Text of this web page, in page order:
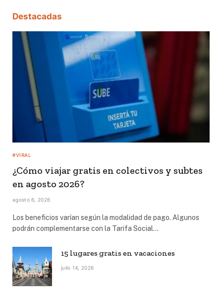
Destacadas
#VIRAL
¿Cómo viajar gratis en colectivos y subtes
en agosto 2026?
agosto 6, 2026
Los beneficios varían según la modalidad de pago. Algunos
podrán complementarse con la Tarifa Social…
15 lugares gratis en vacaciones
julio 14, 2026